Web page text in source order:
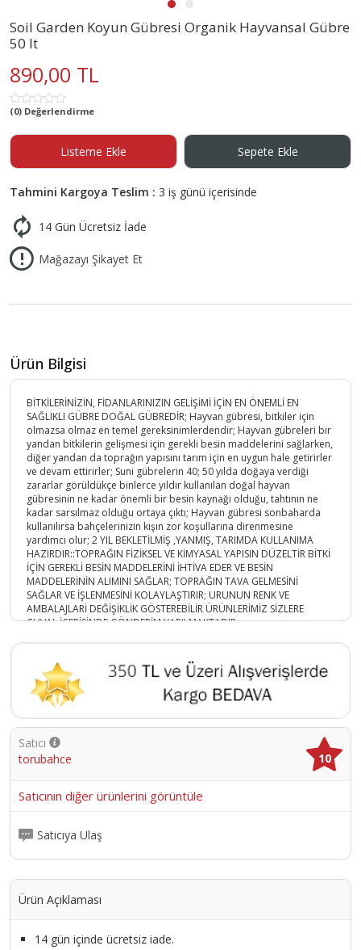
Soil Garden Koyun Gübresi Organik Hayvansal Gübre
50 lt
890,00 TL
(0) Değerlendirme
Listeme Ekle Sepete Ekle
Tahmini Kargoya Teslim : 3 iş günü içerisinde
14 Gün Ücretsiz İade
Mağazayı Şikayet Et
Ürün Bilgisi
BİTKİLERİNİZİN, FİDANLARINIZIN GELİŞİMİ İÇİN EN ÖNEMLİ EN
SAĞLIKLI GÜBRE DOĞAL GÜBREDİR; Hayvan gübresi, bitkiler için
olmazsa olmaz en temel gereksinimlerdendir; Hayvan gübreleri bir
yandan bitkilerin gelişmesi için gerekli besin maddelerini sağlarken,
diğer yandan da toprağın yapısını tarım için en uygun hale getirirler
ve devam ettirirler; Suni gübrelerin 40; 50 yılda doğaya verdiği
zararlar görüldükçe binlerce yıldır kullanılan doğal hayvan
gübresinin ne kadar önemli bir besin kaynağı olduğu, tahtının ne
kadar sarsılmaz olduğu ortaya çıktı; Hayvan gübresi sonbaharda
kullanılırsa bahçelerinizin kışın zor koşullarına direnmesine
yardımcı olur; 2 YIL BEKLETİLMİŞ ,YANMIŞ, TARIMDA KULLANIMA
HAZIRDIR::TOPRAĞIN FİZİKSEL VE KİMYASAL YAPISIN DÜZELTİR BİTKİ
İÇİN GEREKLİ BESİN MADDELERİNİ İHTİVA EDER VE BESİN
MADDELERİNİN ALIMINI SAĞLAR; TOPRAĞIN TAVA GELMESİNİ
SAĞLAR VE İŞLENMESİNİ KOLAYLAŞTIRIR; URUNUN RENK VE
AMBALAJLARİ DEĞİŞİKLİK GÖSTEREBİLİR ÜRÜNLERİMİZ SİZLERE
CUVAL İÇERİSİNDE GÖNDERİM YAPILMAKTADIR;;
Satıcı
torubahce
10
Satıcının diğer ürünlerini görüntüle
Satıcıya Ulaş
Ürün Açıklaması
14 gün içinde ücretsiz iade.